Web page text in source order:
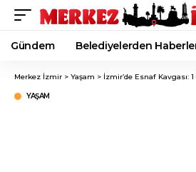
Gündem Belediyelerden
Merkez İzmir > Yaşam > İzmir’de Esnaf Kavgası: 1
YAŞAM